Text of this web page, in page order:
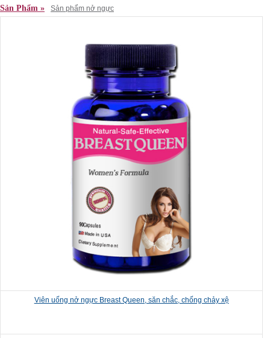
Sản Phẩm » Sản phẩm nở ngực
Viên uống nở ngực Breast Queen, săn chắc, chống chảy xệ